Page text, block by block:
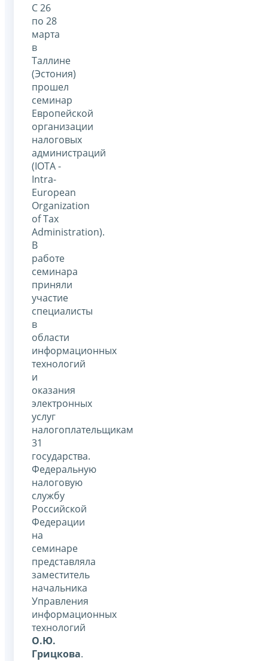
С 26
по 28
марта
в
Таллине
(Эстония)
прошел
семинар
Европейской
организации
налоговых
администраций
(IOTA -
Intra-
European
Organization
of Tax
Administration).
В
работе
семинара
приняли
участие
специалисты
в
области
информационных
технологий
и
оказания
электронных
услуг
налогоплательщикам
31
государства.
Федеральную
налоговую
службу
Российской
Федерации
на
семинаре
представляла
заместитель
начальника
Управления
информационных
технологий
О.Ю.
Грицкова.